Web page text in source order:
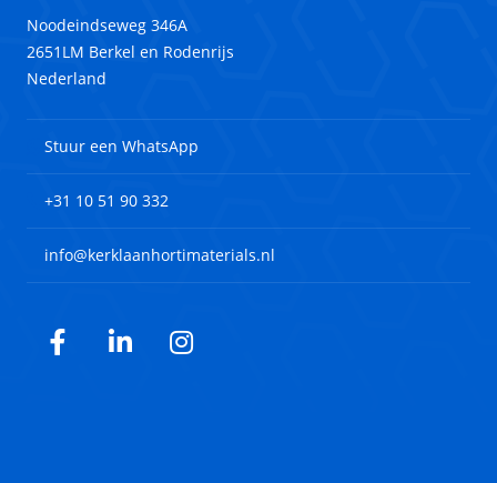
Noodeindseweg 346A
2651LM Berkel en Rodenrijs
Nederland
Stuur een WhatsApp
+31 10 51 90 332
info@kerklaanhortimaterials.nl
Facebook
LinkedInInstagram